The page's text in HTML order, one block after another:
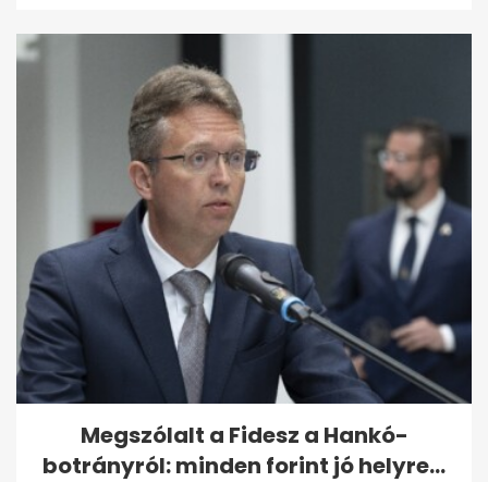
Megszólalt a Fidesz a Hankó-
botrányról: minden forint jó helyre...